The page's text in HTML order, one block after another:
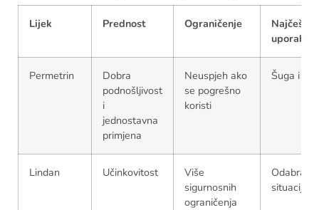
Lijek Prednost Ograničenje
Najčešća
uporaba
Permetrin
Dobra
podnošljivost
i
jednostavna
primjena
Neuspjeh ako
se pogrešno
koristi
Šuga i uši
Lindan Učinkovitost
Više
sigurnosnih
ograničenja
Odabrane
situacije